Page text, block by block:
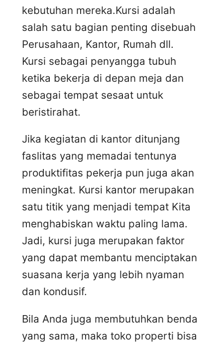
kebutuhan mereka.Kursi adalah
salah satu bagian penting disebuah
Perusahaan, Kantor, Rumah dll.
Kursi sebagai penyangga tubuh
ketika bekerja di depan meja dan
sebagai tempat sesaat untuk
beristirahat.
Jika kegiatan di kantor ditunjang
faslitas yang memadai tentunya
produktifitas pekerja pun juga akan
meningkat. Kursi kantor merupakan
satu titik yang menjadi tempat Kita
menghabiskan waktu paling lama.
Jadi, kursi juga merupakan faktor
yang dapat membantu menciptakan
suasana kerja yang lebih nyaman
dan kondusif.
Bila Anda juga membutuhkan benda
yang sama, maka toko properti bisa